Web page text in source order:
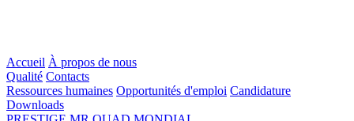
Accueil À propos de nous
Qualité Contacts
Ressources humaines Opportunités d'emploi Candidature
Downloads